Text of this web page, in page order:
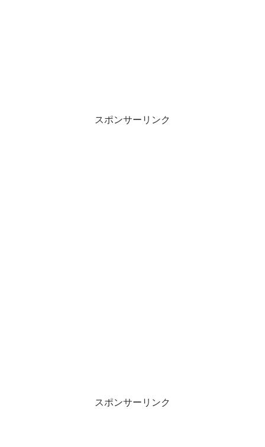
スポンサーリンク
スポンサーリンク